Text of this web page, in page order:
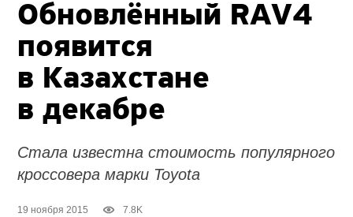
Oбновлённый RAV4
появится
в Казахстане
в декабре
Стала известна стоимость популярного
кроссовера марки Toyota
19 ноября 2015 7.8K